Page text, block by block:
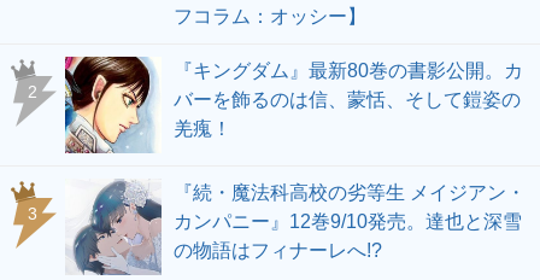
フコラム：オッシー】
2
『キングダム』最新80巻の書影公開。カ
バーを飾るのは信、蒙恬、そして鎧姿の
羌瘣！
3
『続・魔法科高校の劣等生 メイジアン・
カンパニー』12巻9/10発売。達也と深雪
の物語はフィナーレへ!?